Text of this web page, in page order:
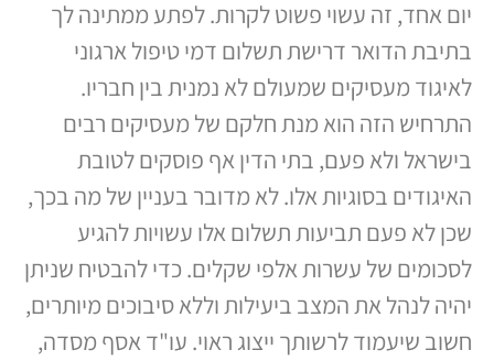
יום אחד, זה עשוי פשוט לקרות. לפתע ממתינה לך
בתיבת הדואר דרישת תשלום דמי טיפול ארגוני
לאיגוד מעסיקים שמעולם לא נמנית בין חבריו.
התרחיש הזה הוא מנת חלקם של מעסיקים רבים
בישראל ולא פעם, בתי הדין אף פוסקים לטובת
האיגודים בסוגיות אלו. לא מדובר בעניין של מה בכך,
שכן לא פעם תביעות תשלום אלו עשויות להגיע
לסכומים של עשרות אלפי שקלים. כדי להבטיח שניתן
יהיה לנהל את המצב ביעילות וללא סיבוכים מיותרים,
חשוב שיעמוד לרשותך ייצוג ראוי. עו"ד אסף מסדה,